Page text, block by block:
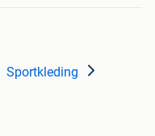
Sportkleding